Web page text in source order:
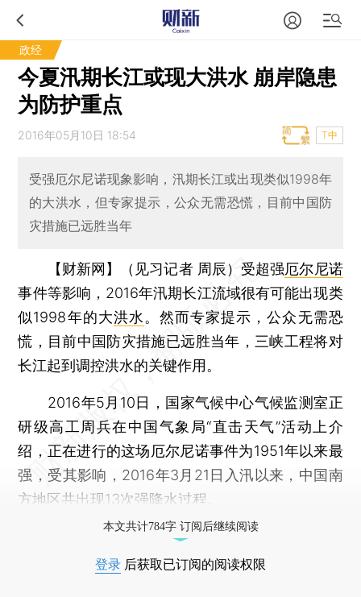
政经
今夏汛期长江或现大洪水 崩岸隐患
为防护重点
2016年05月10日 18:54 T中
受强厄尔尼诺现象影响，汛期长江或出现类似1998年
的大洪水，但专家提示，公众无需恐慌，目前中国防
灾措施已远胜当年
【财新网】（见习记者 周辰） 受超强厄尔尼诺
事件等影响，2016年汛期长江流域很有可能出现类
似1998年的大洪水。然而专家提示，公众无需恐
慌，目前中国防灾措施已远胜当年，三峡工程将对
长江起到调控洪水的关键作用。
2016年5月10日，国家气候中心气候监测室正
研级高工周兵在中国气象局“直击天气”活动上介
绍，正在进行的这场厄尔尼诺事件为1951年以来最
强，受其影响，2016年3月21日入汛以来，中国南
方地区共出现13次强降水过程。
本文共计784字 订阅后继续阅读
登录 后获取已订阅的阅读权限